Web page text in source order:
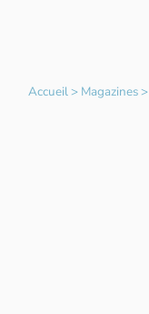
Accueil> Magazines>